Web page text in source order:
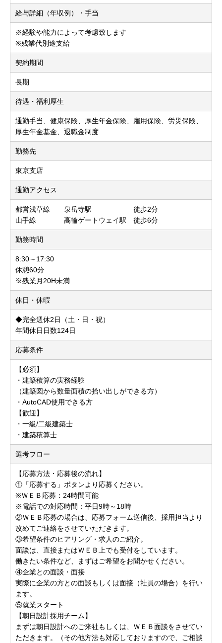
給与詳細（年収例）・手当
※経験や能力によって考慮致します
※残業代別途支給
契約期間
長期
待遇・福利厚生
通勤手当、健康保険、厚生年金保険、雇用保険、労災保険、
厚生年金基金、退職金制度
勤務先
東京支店
通勤アクセス
都営浅草線 泉岳寺駅 徒歩2分
山手線 高輪ゲートウェイ駅 徒歩6分
勤務時間
8:30～17:30
休憩60分
※残業月20H未満
休日・休暇
◆完全週休2日（土・日・祝）
年間休日日数124日
応募条件
【必須】
・建築積算の実務経験
（建築図から数量面積の拾い出しができる方）
・AutoCAD使用できる方
【歓迎】
・一級/二級建築士
・建築積算士
選考フロー
【応募方法・応募後の流れ】
①「応募する」ボタンより応募ください。
※ＷＥＢ応募：24時間可能
※電話での対応時間：平日9時～18時
②ＷＥＢ応募の場合は、応募フォーム送信後、採用担当より
改めてご連絡をさせていただきます。
③希望条件のヒアリング・求人のご紹介。
面談は、直接またはＷＥＢ上でも受付をしています。
働きたい条件など、まずはご希望をお聞かせください。
④企業との面談・面接
実際に企業の方との面談もしくは面接（社員の場合）を行い
ます。
⑤就業スタート
【朝日設計採用チーム】
まずは朝日設計へのご来社もしくは、ＷＥＢ面談をさせてい
ただきます。（その他方法も対応しておりますので、ご相談